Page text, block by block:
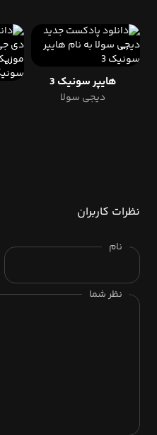
هایپر سونیک 3
دیجی سولا
نظرات کاربران
نام
نظر شما